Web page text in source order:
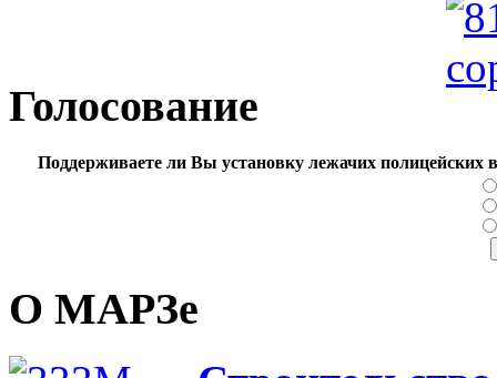
Голосование
Поддерживаете ли Вы установку лежачих полицейских
О МАРЗе